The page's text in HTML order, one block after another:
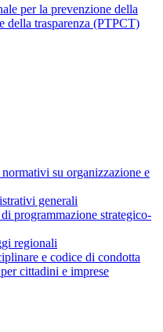
per la prevenzione della
della trasparenza (PTPCT)
su organizzazione e
generali
programmazione strategico-
regionali
e codice di condotta
cittadini e imprese